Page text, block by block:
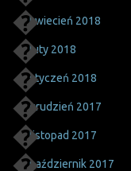
kwiecień 2018
luty 2018
styczeń 2018
grudzień 2017
listopad 2017
październik 2017